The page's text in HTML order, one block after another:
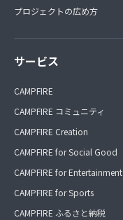
プロジェクトの広め方
サービス
CAMPFIRE
CAMPFIRE コミュニティ
CAMPFIRE Creation
CAMPFIRE for Social Good
CAMPFIRE for Entertainment
CAMPFIRE for Sports
CAMPFIRE ふるさと納税